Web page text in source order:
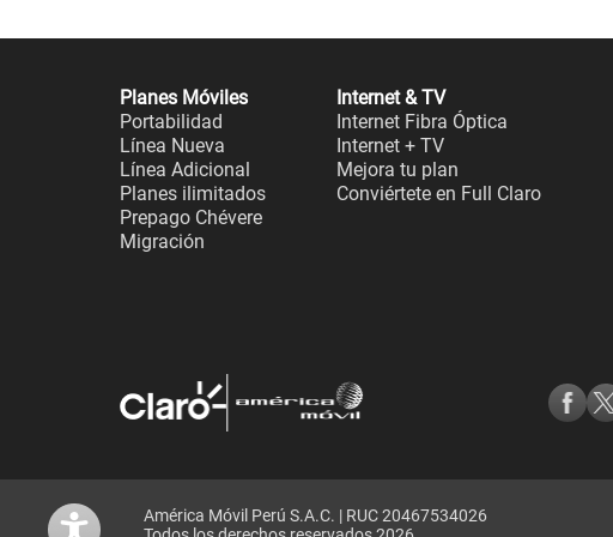
Planes Móviles
Portabilidad
Línea Nueva
Línea Adicional
Planes ilimitados
Prepago Chévere
Migración
Internet & TV
Internet Fibra Óptica
Internet + TV
Mejora tu plan
Conviértete en Full Claro
América Móvil Perú S.A.C. | RUC 20467534026